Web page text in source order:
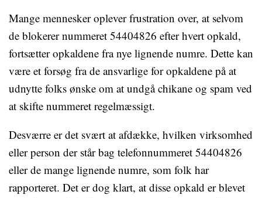
Mange mennesker oplever frustration over, at selvom
de blokerer nummeret 54404826 efter hvert opkald,
fortsætter opkaldene fra nye lignende numre. Dette kan
være et forsøg fra de ansvarlige for opkaldene på at
udnytte folks ønske om at undgå chikane og spam ved
at skifte nummeret regelmæssigt.
Desværre er det svært at afdække, hvilken virksomhed
eller person der står bag telefonnummeret 54404826
eller de mange lignende numre, som folk har
rapporteret. Det er dog klart, at disse opkald er blevet